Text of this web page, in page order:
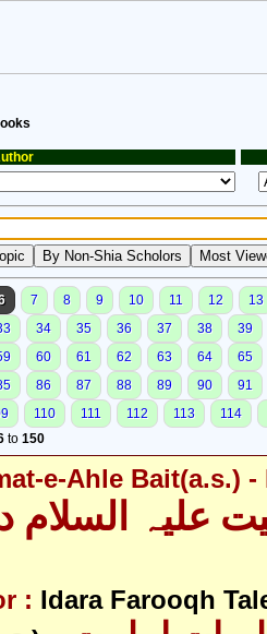
7 8 9 10 11 12
13
34 35 36 37 38
39
60 61 62 63 64
65
86 87 88 89 90
91
110 111 112 113
114
to 150
e-Ahle Bait(a.s.) -
علیہ السلام
: Idara Farooqh